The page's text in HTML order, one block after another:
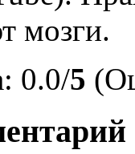
мозги.
0.0/5